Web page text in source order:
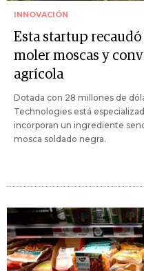
INNOVACIÓN
Esta startup
moler moscas y
agrícola
Dotada con 28 millones de
Technologies está
incorporan un ingrediente
mosca soldado negra.